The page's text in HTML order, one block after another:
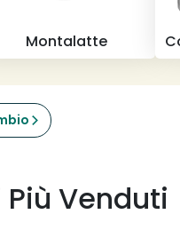
Montalatte
Venduti